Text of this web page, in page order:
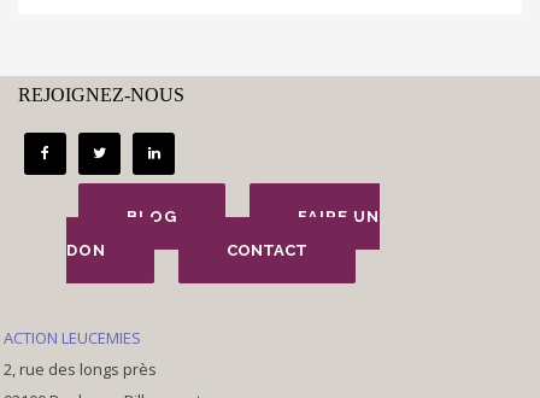
REJOIGNEZ-NOUS
BLOG
FAIRE UN
DON
CONTACT
ACTION LEUCEMIES
2, rue des longs près